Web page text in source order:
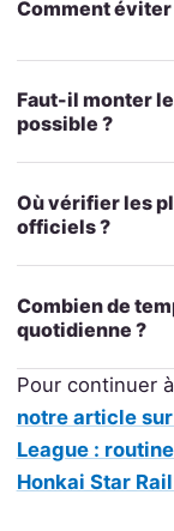
Comment éviter
Faut-il monter
possible ?
Où vérifier les
officiels ?
Combien de
quotidienne ?
Pour continuer
notre article
League :
Honkai Star